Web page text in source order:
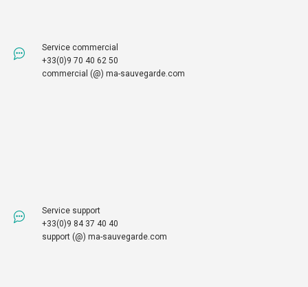
Service commercial
+33(0)9 70 40 62 50
commercial (@) ma-sauvegarde.com
Service support
+33(0)9 84 37 40 40
support (@) ma-sauvegarde.com